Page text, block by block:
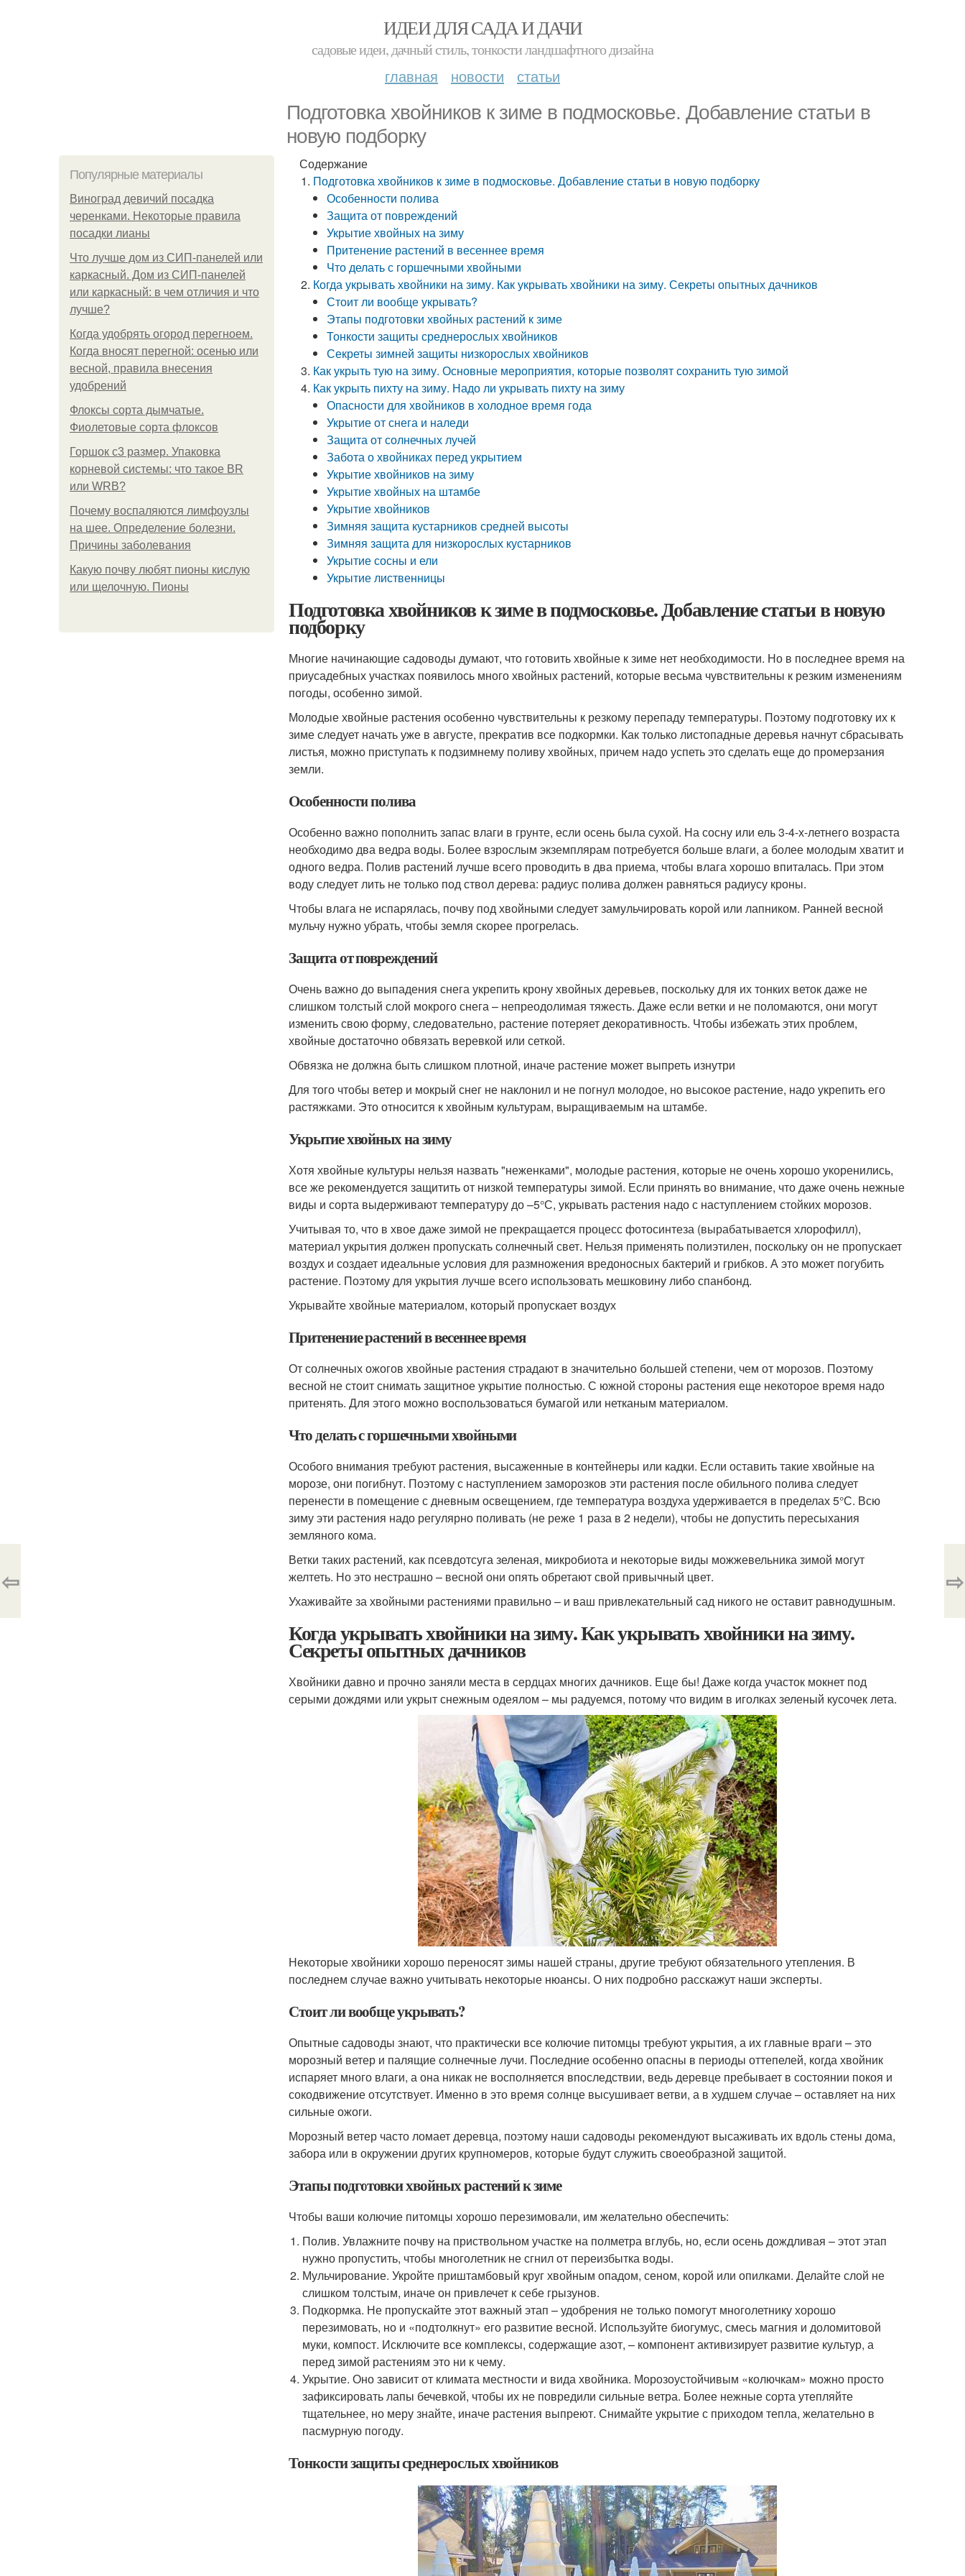
ИДЕИ ДЛЯ САДА И ДАЧИ
садовые идеи, дачный стиль, тонкости ландшафтного дизайна
главная новости статьи
Подготовка хвойников к зиме в подмосковье. Добавление статьи в
новую подборку
Популярные материалы
Виноград девичий посадка
черенками. Некоторые правила
посадки лианы
Что лучше дом из СИП-панелей или
каркасный. Дом из СИП-панелей
или каркасный: в чем отличия и что
лучше?
Когда удобрять огород перегноем.
Когда вносят перегной: осенью или
весной, правила внесения
удобрений
Флоксы сорта дымчатые.
Фиолетовые сорта флоксов
Горшок с3 размер. Упаковка
корневой системы: что такое BR
или WRB?
Почему воспаляются лимфоузлы
на шее. Определение болезни.
Причины заболевания
Какую почву любят пионы кислую
или щелочную. Пионы
Содержание
Подготовка хвойников к зиме в подмосковье. Добавление статьи в новую подборку
Особенности полива
Защита от повреждений
Укрытие хвойных на зиму
Притенение растений в весеннее время
Что делать с горшечными хвойными
Когда укрывать хвойники на зиму. Как укрывать хвойники на зиму. Секреты опытных дачников
Стоит ли вообще укрывать?
Этапы подготовки хвойных растений к зиме
Тонкости защиты среднерослых хвойников
Секреты зимней защиты низкорослых хвойников
Как укрыть тую на зиму. Основные мероприятия, которые позволят сохранить тую зимой
Как укрыть пихту на зиму. Надо ли укрывать пихту на зиму
Опасности для хвойников в холодное время года
Укрытие от снега и наледи
Защита от солнечных лучей
Забота о хвойниках перед укрытием
Укрытие хвойников на зиму
Укрытие хвойных на штамбе
Укрытие хвойников
Зимняя защита кустарников средней высоты
Зимняя защита для низкорослых кустарников
Укрытие сосны и ели
Укрытие лиственницы
Подготовка хвойников к зиме в подмосковье. Добавление статьи в новую
подборку
Многие начинающие садоводы думают, что готовить хвойные к зиме нет необходимости. Но в последнее время на
приусадебных участках появилось много хвойных растений, которые весьма чувствительны к резким изменениям
погоды, особенно зимой.
Молодые хвойные растения особенно чувствительны к резкому перепаду температуры. Поэтому подготовку их к
зиме следует начать уже в августе, прекратив все подкормки. Как только листопадные деревья начнут сбрасывать
листья, можно приступать к подзимнему поливу хвойных, причем надо успеть это сделать еще до промерзания
земли.
Особенности полива
Особенно важно пополнить запас влаги в грунте, если осень была сухой. На сосну или ель 3-4-х-летнего возраста
необходимо два ведра воды. Более взрослым экземплярам потребуется больше влаги, а более молодым хватит и
одного ведра. Полив растений лучше всего проводить в два приема, чтобы влага хорошо впиталась. При этом
воду следует лить не только под ствол дерева: радиус полива должен равняться радиусу кроны.
Чтобы влага не испарялась, почву под хвойными следует замульчировать корой или лапником. Ранней весной
мульчу нужно убрать, чтобы земля скорее прогрелась.
Защита от повреждений
Очень важно до выпадения снега укрепить крону хвойных деревьев, поскольку для их тонких веток даже не
слишком толстый слой мокрого снега – непреодолимая тяжесть. Даже если ветки и не поломаются, они могут
изменить свою форму, следовательно, растение потеряет декоративность. Чтобы избежать этих проблем,
хвойные достаточно обвязать веревкой или сеткой.
Обвязка не должна быть слишком плотной, иначе растение может выпреть изнутри
Для того чтобы ветер и мокрый снег не наклонил и не погнул молодое, но высокое растение, надо укрепить его
растяжками. Это относится к хвойным культурам, выращиваемым на штамбе.
Укрытие хвойных на зиму
Хотя хвойные культуры нельзя назвать "неженками", молодые растения, которые не очень хорошо укоренились,
все же рекомендуется защитить от низкой температуры зимой. Если принять во внимание, что даже очень нежные
виды и сорта выдерживают температуру до –5°С, укрывать растения надо с наступлением стойких морозов.
Учитывая то, что в хвое даже зимой не прекращается процесс фотосинтеза (вырабатывается хлорофилл),
материал укрытия должен пропускать солнечный свет. Нельзя применять полиэтилен, поскольку он не пропускает
воздух и создает идеальные условия для размножения вредоносных бактерий и грибков. А это может погубить
растение. Поэтому для укрытия лучше всего использовать мешковину либо спанбонд.
Укрывайте хвойные материалом, который пропускает воздух
Притенение растений в весеннее время
От солнечных ожогов хвойные растения страдают в значительно большей степени, чем от морозов. Поэтому
весной не стоит снимать защитное укрытие полностью. С южной стороны растения еще некоторое время надо
притенять. Для этого можно воспользоваться бумагой или нетканым материалом.
Что делать с горшечными хвойными
Особого внимания требуют растения, высаженные в контейнеры или кадки. Если оставить такие хвойные на
морозе, они погибнут. Поэтому с наступлением заморозков эти растения после обильного полива следует
перенести в помещение с дневным освещением, где температура воздуха удерживается в пределах 5°С. Всю
зиму эти растения надо регулярно поливать (не реже 1 раза в 2 недели), чтобы не допустить пересыхания
земляного кома.
Ветки таких растений, как псевдотсуга зеленая, микробиота и некоторые виды можжевельника зимой могут
желтеть. Но это нестрашно – весной они опять обретают свой привычный цвет.
Ухаживайте за хвойными растениями правильно – и ваш привлекательный сад никого не оставит равнодушным.
Когда укрывать хвойники на зиму. Как укрывать хвойники на зиму.
Секреты опытных дачников
Хвойники давно и прочно заняли места в сердцах многих дачников. Еще бы! Даже когда участок мокнет под
серыми дождями или укрыт снежным одеялом – мы радуемся, потому что видим в иголках зеленый кусочек лета.
Некоторые хвойники хорошо переносят зимы нашей страны, другие требуют обязательного утепления. В
последнем случае важно учитывать некоторые нюансы. О них подробно расскажут наши эксперты.
Стоит ли вообще укрывать?
Опытные садоводы знают, что практически все колючие питомцы требуют укрытия, а их главные враги – это
морозный ветер и палящие солнечные лучи. Последние особенно опасны в периоды оттепелей, когда хвойник
испаряет много влаги, а она никак не восполняется впоследствии, ведь деревце пребывает в состоянии покоя и
сокодвижение отсутствует. Именно в это время солнце высушивает ветви, а в худшем случае – оставляет на них
сильные ожоги.
Морозный ветер часто ломает деревца, поэтому наши садоводы рекомендуют высаживать их вдоль стены дома,
забора или в окружении других крупномеров, которые будут служить своеобразной защитой.
Этапы подготовки хвойных растений к зиме
Чтобы ваши колючие питомцы хорошо перезимовали, им желательно обеспечить:
Полив. Увлажните почву на приствольном участке на полметра вглубь, но, если осень дождливая – этот этап
нужно пропустить, чтобы многолетник не сгнил от переизбытка воды.
Мульчирование. Укройте приштамбовый круг хвойным опадом, сеном, корой или опилками. Делайте слой не
слишком толстым, иначе он привлечет к себе грызунов.
Подкормка. Не пропускайте этот важный этап – удобрения не только помогут многолетнику хорошо
перезимовать, но и «подтолкнут» его развитие весной. Используйте биогумус, смесь магния и доломитовой
муки, компост. Исключите все комплексы, содержащие азот, – компонент активизирует развитие культур, а
перед зимой растениям это ни к чему.
Укрытие. Оно зависит от климата местности и вида хвойника. Морозоустойчивым «колючкам» можно просто
зафиксировать лапы бечевкой, чтобы их не повредили сильные ветра. Более нежные сорта утепляйте
тщательнее, но меру знайте, иначе растения выпреют. Снимайте укрытие с приходом тепла, желательно в
пасмурную погоду.
Тонкости защиты среднерослых хвойников
⇦ ⇨